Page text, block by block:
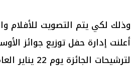
وذلك لكي يتم التصويت للأفلام
أعلنت إدارة حفل توزيع جوائز